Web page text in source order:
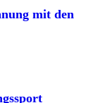
mit den